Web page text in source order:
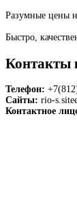
Разумные цены
Быстро,
Телефон:
Сайты: rio-
Контактное